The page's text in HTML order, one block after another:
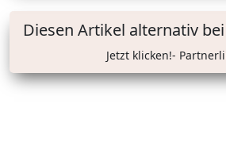
Diesen Artikel alternativ bei
Jetzt klicken!-